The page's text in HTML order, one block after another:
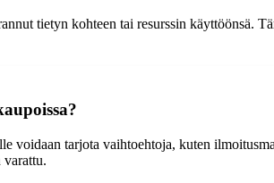
tietyn kohteen tai resurssin käyttöönsä.
voidaan tarjota vaihtoehtoja, kuten
varattu.